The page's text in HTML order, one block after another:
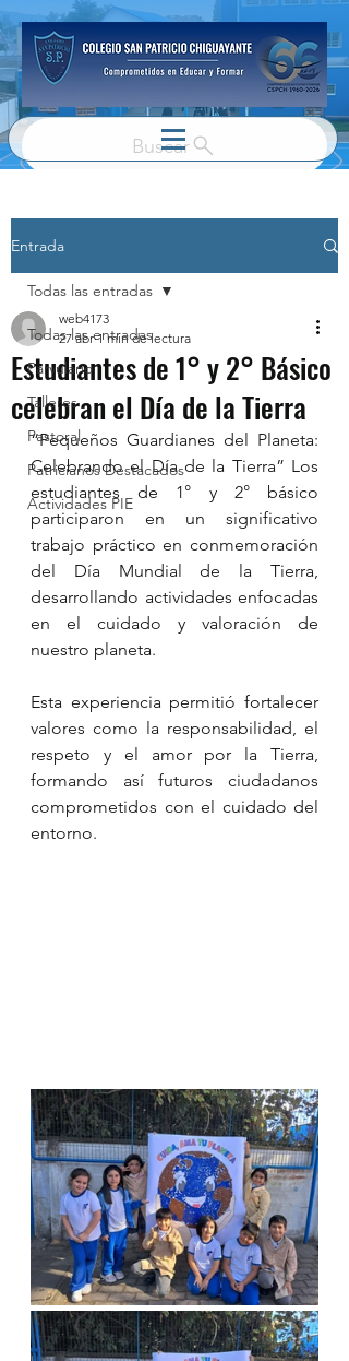
Buscar
Entrada
Todas las entradas
Parvulario
Talleres
Pastoral
Patricianos Destacados
Actividades PIE
Todas las entradas
Estudiantes de 1° y 2° Básico
celebran el Día de la Tierra
web4173
27 abr 1 min de lectura
“Pequeños Guardianes del Planeta:
Celebrando el Día de la Tierra” Los
estudiantes de 1° y 2° básico
participaron en un significativo
trabajo práctico en conmemoración
del Día Mundial de la Tierra,
desarrollando actividades enfocadas
en el cuidado y valoración de
nuestro planeta.
Esta experiencia permitió fortalecer
valores como la responsabilidad, el
respeto y el amor por la Tierra,
formando así futuros ciudadanos
comprometidos con el cuidado del
entorno.